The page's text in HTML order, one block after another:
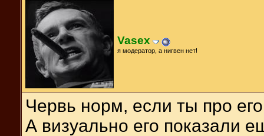
Vasex
я модератор, а нигвен нет!
Червь норм, если ты про
А визуально его показали